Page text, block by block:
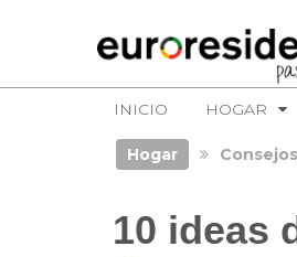
INICIO HOGAR
Hogar
10 ideas